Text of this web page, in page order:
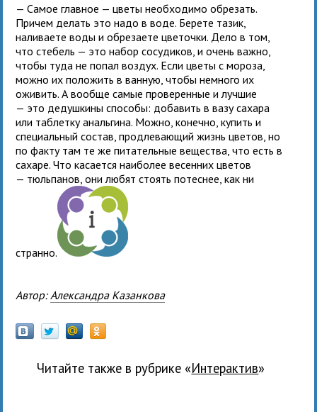
— Самое главное — цветы необходимо обрезать.
Причем делать это надо в воде. Берете тазик,
наливаете воды и обрезаете цветочки. Дело в том,
что стебель — это набор сосудиков, и очень важно,
чтобы туда не попал воздух. Если цветы с мороза,
можно их положить в ванную, чтобы немного их
оживить. А вообще самые проверенные и лучшие
— это дедушкины способы: добавить в вазу сахара
или таблетку анальгина. Можно, конечно, купить и
специальный состав, продлевающий жизнь цветов, но
по факту там те же питательные вещества, что есть в
сахаре. Что касается наиболее весенних цветов
— тюльпанов, они любят стоять потеснее, как ни
странно.
Автор: Александра Казанкова
Читайте также в рубрике « Интерактив»